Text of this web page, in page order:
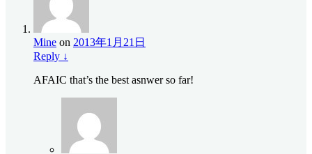
Mine on 2013年1月21日
Reply ↓
AFAIC that’s the best asnwer so far!